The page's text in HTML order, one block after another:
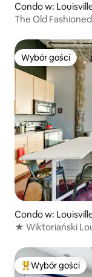
Condo w:
The Old
Wybór gości
Wybór gości
Condo w:
★ Wiktoriański
Wybór gości